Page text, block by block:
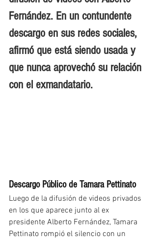
Fernández. En un contundente
descargo en sus redes sociales,
afirmó que está siendo usada y
que nunca aprovechó su relación
con el exmandatario.
Descargo Público de Tamara Pettinato
Luego de la difusión de videos privados
en los que aparece junto al ex
presidente Alberto Fernández, Tamara
Pettinato rompió el silencio con un